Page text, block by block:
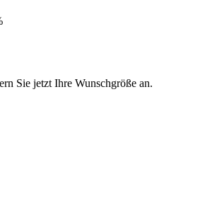
Sie jetzt Ihre Wunschgröße an.